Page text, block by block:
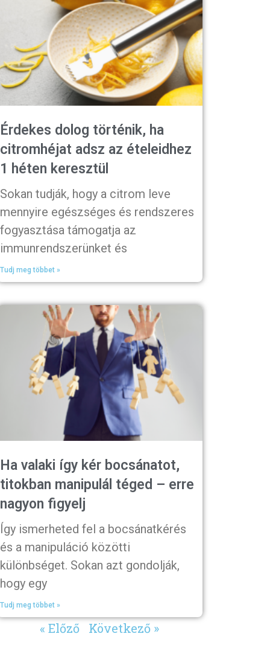
Érdekes dolog történik, ha
citromhéjat adsz az ételeidhez
1 héten keresztül
Sokan tudják, hogy a citrom leve
mennyire egészséges és rendszeres
fogyasztása támogatja az
immunrendszerünket és
Tudj meg többet »
Ha valaki így kér bocsánatot,
titokban manipulál téged – erre
nagyon figyelj
Így ismerheted fel a bocsánatkérés
és a manipuláció közötti
különbséget. Sokan azt gondolják,
hogy egy
Tudj meg többet »
« Előző Következő »